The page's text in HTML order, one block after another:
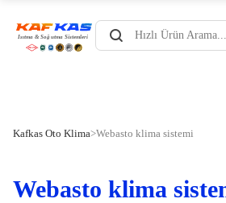
Products
search
Kafkas Oto Klima>Webasto klima sistemi
Webasto klima